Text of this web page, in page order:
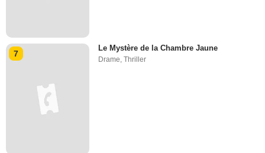
7
Le Mystère de la Chambre Jaune
Drame,Thriller